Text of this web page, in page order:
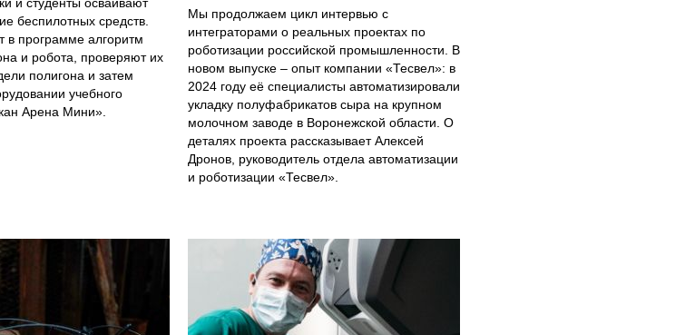
беспилотных средств.
в программе алгоритм
и робота, проверяют их
полигона и затем
учебного
Арена Мини».
Мы продолжаем цикл интервью с
интеграторами о реальных проектах по
роботизации российской промышленности. В
новом выпуске – опыт компании «Тесвел»: в
2024 году её специалисты автоматизировали
укладку полуфабрикатов сыра на крупном
молочном заводе в Воронежской области. О
деталях проекта рассказывает Алексей
Дронов, руководитель отдела автоматизации
и роботизации «Тесвел».